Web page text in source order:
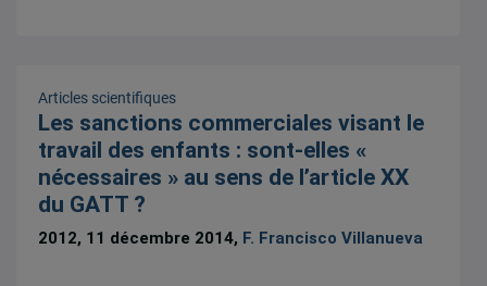
Articles scientifiques
Les sanctions commerciales visant le
travail des enfants : sont-elles «
nécessaires » au sens de l’article XX
du GATT ?
2012, 11 décembre 2014, F. Francisco Villanueva